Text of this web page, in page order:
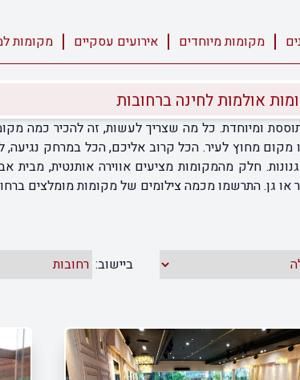
מקומות מיוחדים אירועים עסקיים מקומות
אולמות לחינה ברחובות
ומיוחדת. כל מה שצריך לעשות, זה להכיר כמה
מחוץ לעיר. הכל קרוב אליכם, הכל במרחק נגיעה,
חלק מהמקומות מציעים אווירה אותנטית,
גן. התרשמו מכמה צילומים של מקומות מומלצים
ביישוב: